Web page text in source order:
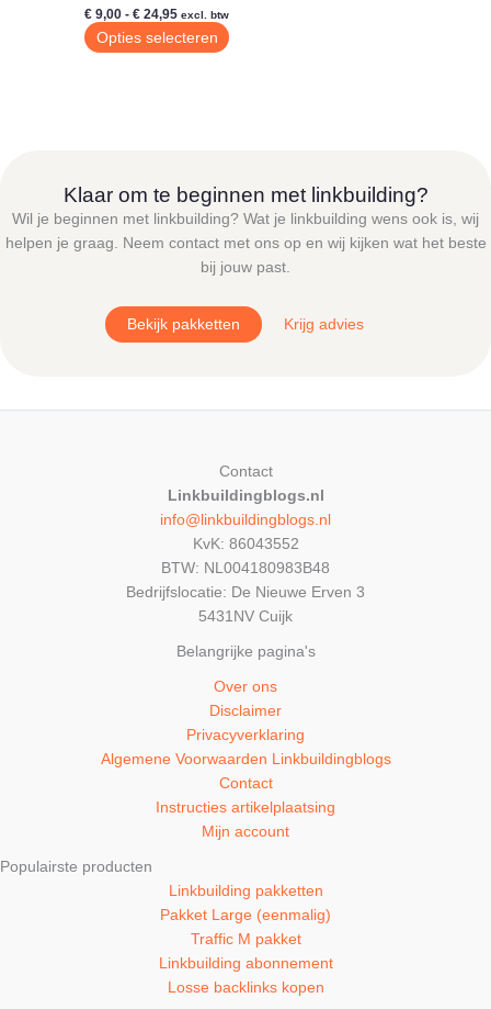
€ 9,00 - € 24,95 Prijsklasse:
€ 9,00
tot
excl. btw
Opties selecteren
Dit
kan
gekozen
worden
op
productpagina
Klaar om te beginnen met linkbuilding?
Wil je beginnen met linkbuilding? Wat je linkbuilding wens ook is, wij
helpen je graag. Neem contact met ons op en wij kijken wat het beste
bij jouw past.
Bekijk pakketten Krijg advies
Contact
Linkbuildingblogs.nl
info@linkbuildingblogs.nl
KvK: 86043552
BTW: NL004180983B48
Bedrijfslocatie: De Nieuwe Erven 3
5431NV Cuijk
Belangrijke pagina's
Over ons
Disclaimer
Privacyverklaring
Algemene Voorwaarden Linkbuildingblogs
Contact
Instructies artikelplaatsing
Mijn account
Populairste producten
Linkbuilding pakketten
Pakket Large (eenmalig)
Traffic M pakket
Linkbuilding abonnement
Losse backlinks kopen